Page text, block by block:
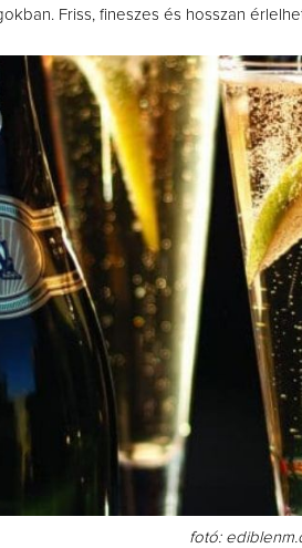
Friss, fineszes és hosszan
fotó: